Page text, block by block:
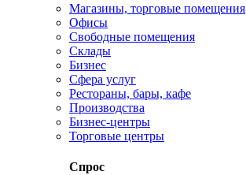
Магазины, торговые помещения
Офисы
Свободные помещения
Склады
Бизнес
Сфера услуг
Рестораны, бары, кафе
Производства
Бизнес-центры
Торговые центры
Спрос